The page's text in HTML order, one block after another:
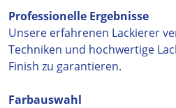
Professionelle Ergebnisse
Unsere erfahrenen Lackierer
Techniken und hochwertige
Finish zu garantieren.
Farbauswahl